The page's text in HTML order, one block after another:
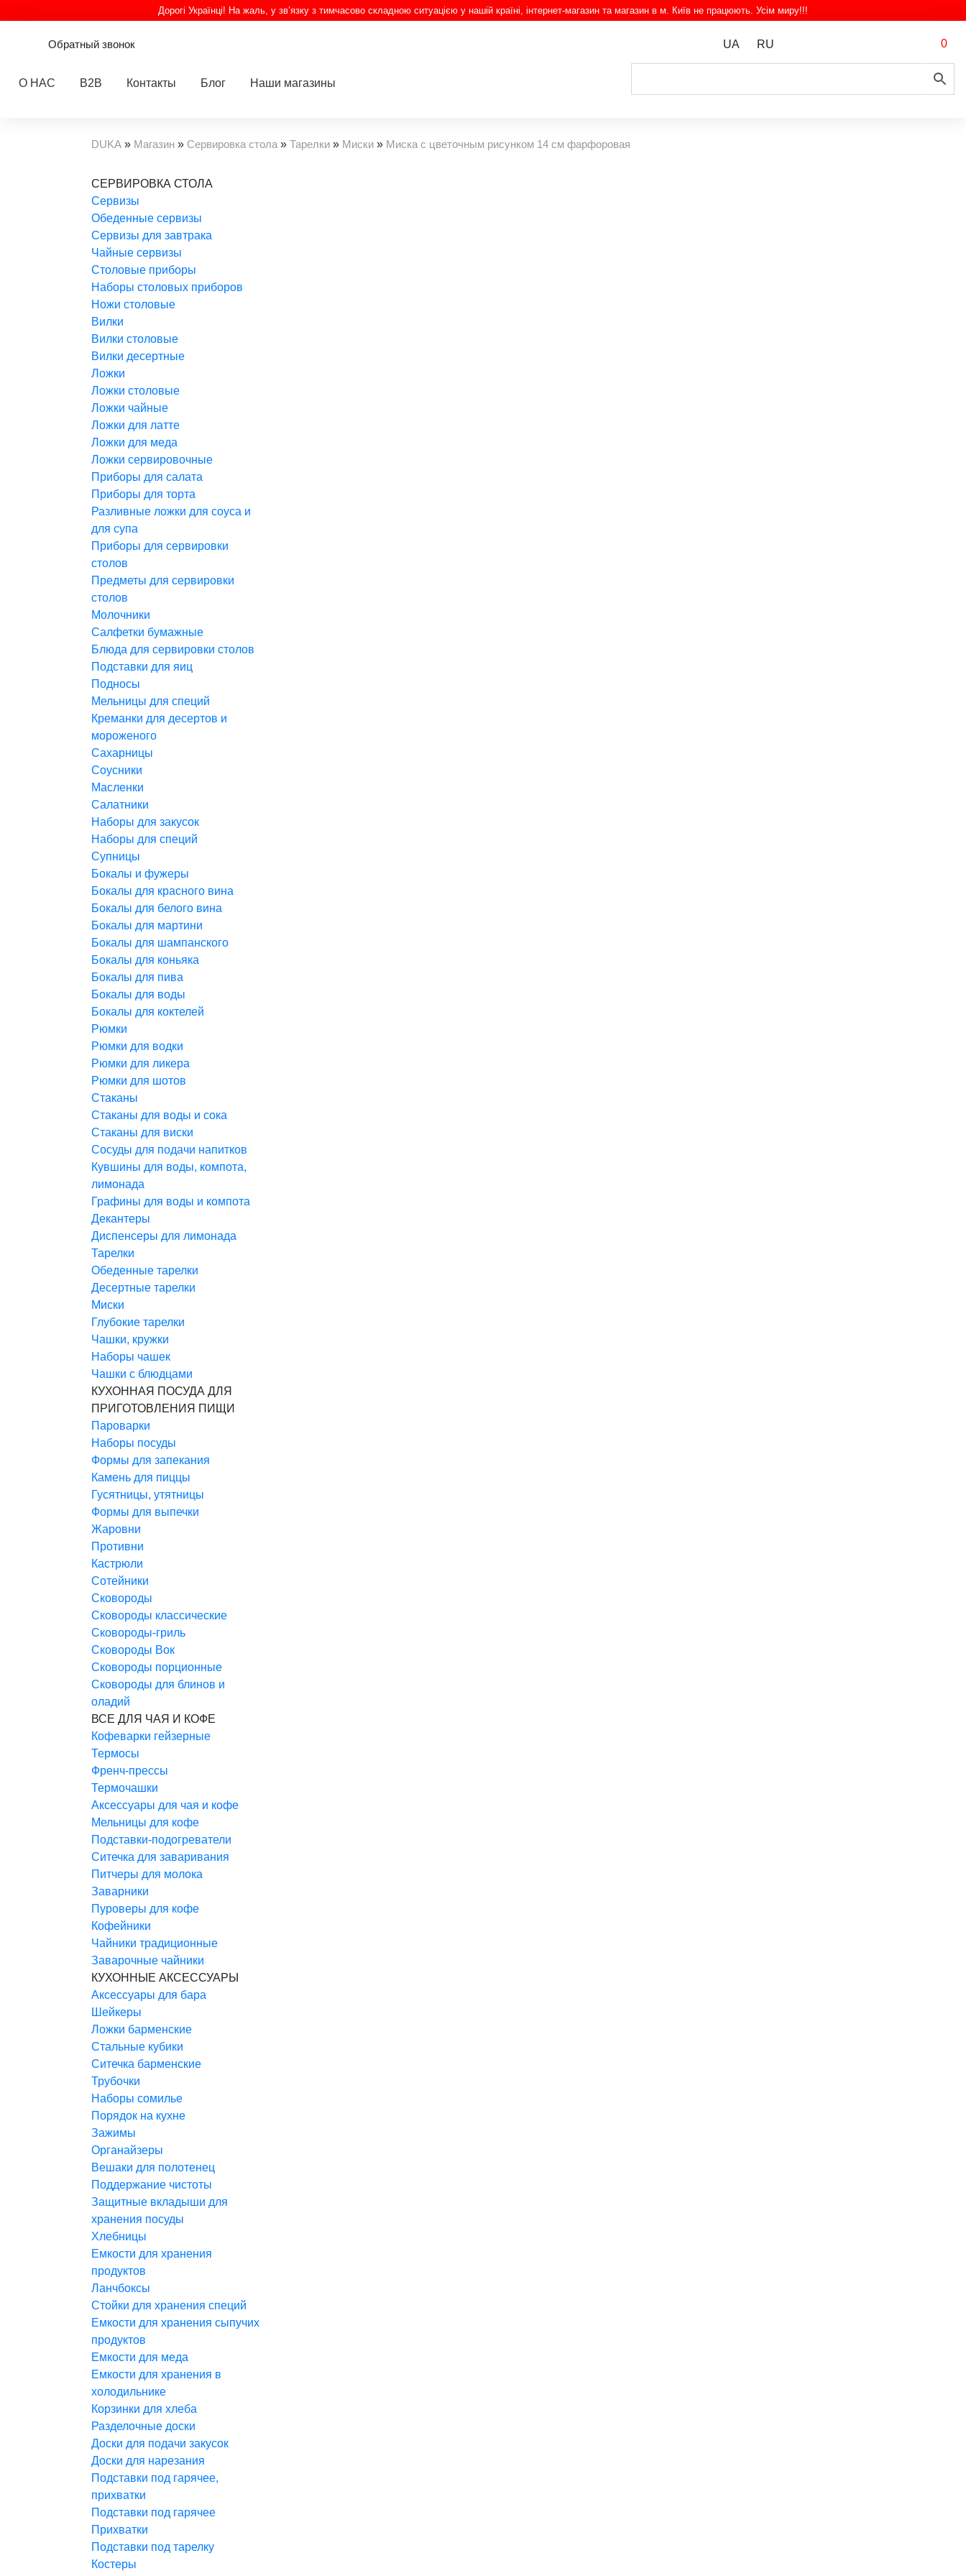
Дорогі Українці! На жаль, у зв’язку з тимчасово складною ситуацією у нашій країні, інтернет-магазин та магазин в м. Київ не працюють. Усім миру!!!
Обратный звонок UA RU 0
О НАС B2B Контакты Блог Наши магазины
DUKA » Магазин » Сервировка стола » Тарелки » Миски » Миска с цветочным рисунком 14 см фарфоровая
СЕРВИРОВКА СТОЛА
Cервизы
Обеденные сервизы
Сервизы для завтрака
Чайные сервизы
Столовые приборы
Наборы столовых приборов
Ножи столовые
Вилки
Вилки столовые
Вилки десертные
Ложки
Ложки столовые
Ложки чайные
Ложки для латте
Ложки для меда
Ложки сервировочные
Приборы для салата
Приборы для торта
Разливные ложки для соуса и
для супа
Приборы для сервировки
столов
Предметы для сервировки
столов
Молочники
Салфетки бумажные
Блюда для сервировки столов
Подставки для яиц
Подносы
Мельницы для специй
Креманки для десертов и
мороженого
Сахарницы
Соусники
Масленки
Салатники
Наборы для закусок
Наборы для специй
Супницы
Бокалы и фужеры
Бокалы для красного вина
Бокалы для белого вина
Бокалы для мартини
Бокалы для шампанского
Бокалы для коньяка
Бокалы для пива
Бокалы для воды
Бокалы для коктелей
Рюмки
Рюмки для водки
Рюмки для ликера
Рюмки для шотов
Стаканы
Стаканы для воды и сока
Стаканы для виски
Сосуды для подачи напитков
Кувшины для воды, компота,
лимонада
Графины для воды и компота
Декантеры
Диспенсеры для лимонада
Тарелки
Обеденные тарелки
Десертные тарелки
Миски
Глубокие тарелки
Чашки, кружки
Наборы чашек
Чашки с блюдцами
КУХОННАЯ ПОСУДА ДЛЯ
ПРИГОТОВЛЕНИЯ ПИЩИ
Пароварки
Наборы посуды
Формы для запекания
Камень для пиццы
Гусятницы, утятницы
Формы для выпечки
Жаровни
Противни
Кастрюли
Сотейники
Сковороды
Сковороды классические
Сковороды-гриль
Сковороды Вок
Сковороды порционные
Сковороды для блинов и
оладий
ВСЕ ДЛЯ ЧАЯ И КОФЕ
Кофеварки гейзерные
Термосы
Френч-прессы
Термочашки
Аксессуары для чая и кофе
Мельницы для кофе
Подставки-подогреватели
Ситечка для заваривания
Питчеры для молока
Заварники
Пуроверы для кофе
Кофейники
Чайники традиционные
Заварочные чайники
КУХОННЫЕ АКСЕССУАРЫ
Аксессуары для бара
Шейкеры
Ложки барменские
Стальные кубики
Ситечка барменские
Трубочки
Наборы сомилье
Порядок на кухне
Зажимы
Органайзеры
Вешаки для полотенец
Поддержание чистоты
Защитные вкладыши для
хранения посуды
Хлебницы
Емкости для хранения
продуктов
Ланчбоксы
Стойки для хранения специй
Емкости для хранения сыпучих
продуктов
Емкости для меда
Емкости для хранения в
холодильнике
Корзинки для хлеба
Разделочные доски
Доски для подачи закусок
Доски для нарезания
Подставки под гарячее,
прихватки
Подставки под гарячее
Прихватки
Подставки под тарелку
Костеры